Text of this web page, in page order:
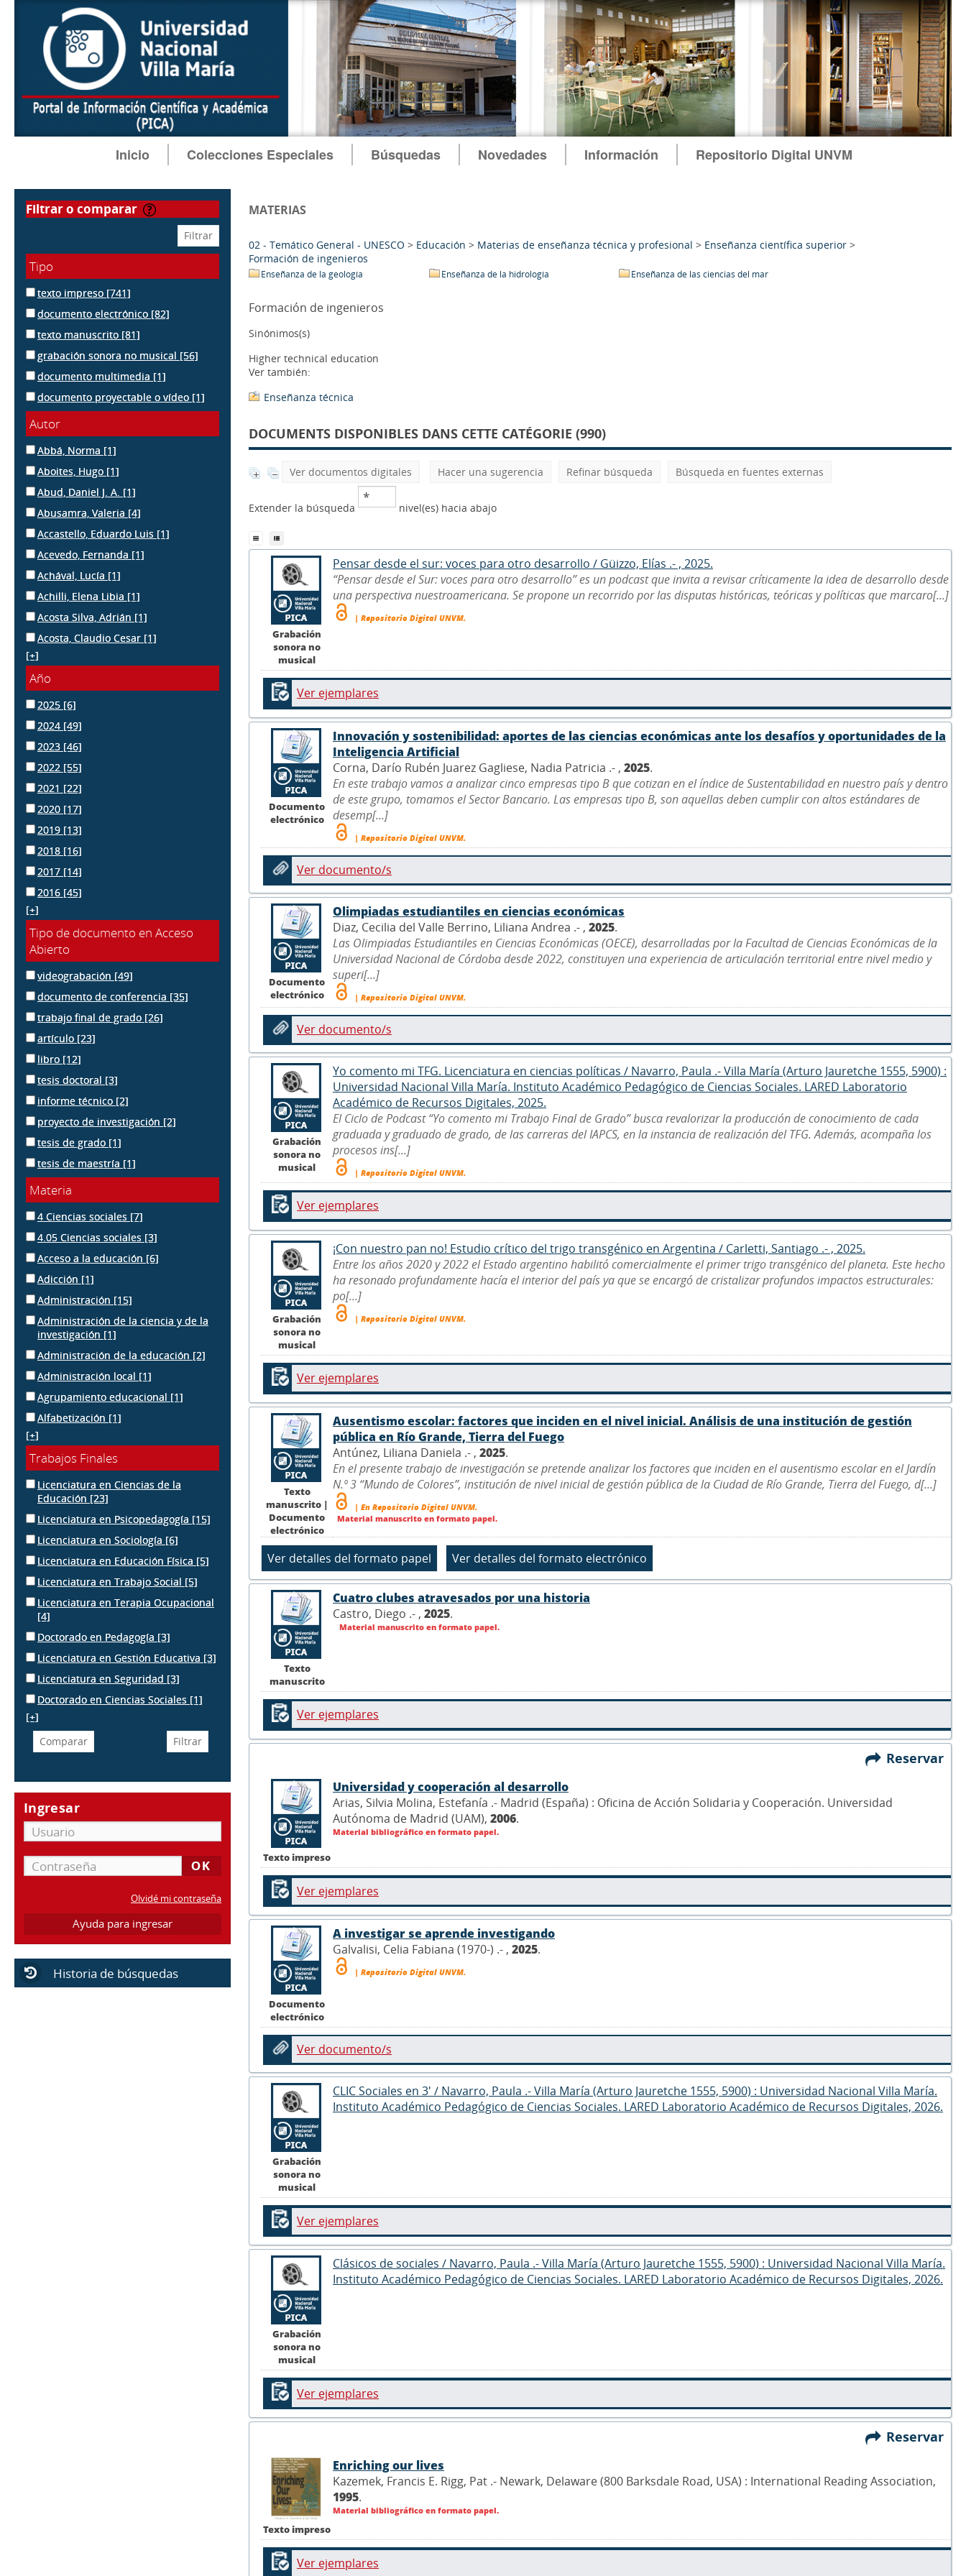
Inicio Colecciones Especiales Búsquedas Novedades Información Repositorio Digital UNVM
filtrar o comparar
Tipo
texto impreso [741]
documento electrónico [82]
texto manuscrito [81]
grabación sonora no musical [56]
documento multimedia [1]
documento proyectable o vídeo [1]
Autor
Abbá, Norma [1]
Aboites, Hugo [1]
Abud, Daniel J. A. [1]
Abusamra, Valeria [4]
Accastello, Eduardo Luis [1]
Acevedo, Fernanda [1]
Achával, Lucía [1]
Achilli, Elena Libia [1]
Acosta Silva, Adrián [1]
Acosta, Claudio Cesar [1]
[+]
Año
2025 [6]
2024 [49]
2023 [46]
2022 [55]
2021 [22]
2020 [17]
2019 [13]
2018 [16]
2017 [14]
2016 [45]
[+]
Tipo de documento en Acceso
Abierto
videograbación [49]
documento de conferencia [35]
trabajo final de grado [26]
artículo [23]
libro [12]
tesis doctoral [3]
informe técnico [2]
proyecto de investigación [2]
tesis de grado [1]
tesis de maestría [1]
Materia
4 Ciencias sociales [7]
4.05 Ciencias sociales [3]
Acceso a la educación [6]
Adicción [1]
Administración [15]
Administración de la ciencia y de la
investigación [1]
Administración de la educación [2]
Administración local [1]
Agrupamiento educacional [1]
Alfabetización [1]
[+]
Trabajos Finales
Licenciatura en Ciencias de la
Educación [23]
Licenciatura en Psicopedagogía [15]
Licenciatura en Sociología [6]
Licenciatura en Educación Física [5]
Licenciatura en Trabajo Social [5]
Licenciatura en Terapia Ocupacional
[4]
Doctorado en Pedagogía [3]
Licenciatura en Gestión Educativa [3]
Licenciatura en Seguridad [3]
Doctorado en Ciencias Sociales [1]
[+]
Ingresar
Olvidé mi contraseña
Ayuda para ingresar
Historia de búsquedas
MATERIAS
02 - Temático General - UNESCO > Educación > Materias de enseñanza técnica y profesional > Enseñanza científica superior >
Formación de ingenieros
Enseñanza de la geología Enseñanza de la hidrología Enseñanza de las ciencias del mar
Formación de ingenieros
Sinónimos(s)
Higher technical education
Ver también:
Enseñanza técnica
DOCUMENTS DISPONIBLES DANS CETTE CATÉGORIE (990)
Ver documentos digitales Hacer una sugerencia Refinar búsqueda Búsqueda en fuentes externas
Extender la búsqueda nivel(es) hacia abajo
Grabación
sonora no
musical
Pensar desde el sur: voces para otro desarrollo / Güizzo, Elías .- , 2025.
“Pensar desde el Sur: voces para otro desarrollo” es un podcast que invita a revisar críticamente la idea de desarrollo desde
una perspectiva nuestroamericana. Se propone un recorrido por las disputas históricas, teóricas y políticas que marcaro[...]
| Repositorio Digital UNVM.
Ver ejemplares
Documento
electrónico
Innovación y sostenibilidad: aportes de las ciencias económicas ante los desafíos y oportunidades de la
Inteligencia Artificial
Corna, Darío Rubén Juarez Gagliese, Nadia Patricia .- , 2025.
En este trabajo vamos a analizar cinco empresas tipo B que cotizan en el índice de Sustentabilidad en nuestro país y dentro
de este grupo, tomamos el Sector Bancario. Las empresas tipo B, son aquellas deben cumplir con altos estándares de
desemp[...]
| Repositorio Digital UNVM.
Ver documento/s
Documento
electrónico
Olimpiadas estudiantiles en ciencias económicas
Diaz, Cecilia del Valle Berrino, Liliana Andrea .- , 2025.
Las Olimpiadas Estudiantiles en Ciencias Económicas (OECE), desarrolladas por la Facultad de Ciencias Económicas de la
Universidad Nacional de Córdoba desde 2022, constituyen una experiencia de articulación territorial entre nivel medio y
superi[...]
| Repositorio Digital UNVM.
Ver documento/s
Grabación
sonora no
musical
Yo comento mi TFG. Licenciatura en ciencias políticas / Navarro, Paula .- Villa María (Arturo Jauretche 1555, 5900) :
Universidad Nacional Villa María. Instituto Académico Pedagógico de Ciencias Sociales. LARED Laboratorio
Académico de Recursos Digitales, 2025.
El Ciclo de Podcast “Yo comento mi Trabajo Final de Grado” busca revalorizar la producción de conocimiento de cada
graduada y graduado de grado, de las carreras del IAPCS, en la instancia de realización del TFG. Además, acompaña los
procesos ins[...]
| Repositorio Digital UNVM.
Ver ejemplares
Grabación
sonora no
musical
¡Con nuestro pan no! Estudio crítico del trigo transgénico en Argentina / Carletti, Santiago .- , 2025.
Entre los años 2020 y 2022 el Estado argentino habilitó comercialmente el primer trigo transgénico del planeta. Este hecho
ha resonado profundamente hacía el interior del país ya que se encargó de cristalizar profundos impactos estructurales:
po[...]
| Repositorio Digital UNVM.
Ver ejemplares
Texto
manuscrito |
Documento
electrónico
Ausentismo escolar: factores que inciden en el nivel inicial. Análisis de una institución de gestión
pública en Río Grande, Tierra del Fuego
Antúnez, Liliana Daniela .- , 2025.
En el presente trabajo de investigación se pretende analizar los factores que inciden en el ausentismo escolar en el Jardín
N.º 3 “Mundo de Colores”, institución de nivel inicial de gestión pública de la Ciudad de Río Grande, Tierra del Fuego, d[...]
| En Repositorio Digital UNVM.
Material manuscrito en formato papel.
Texto
manuscrito
Cuatro clubes atravesados por una historia
Castro, Diego .- , 2025.
Material manuscrito en formato papel.
Ver ejemplares
Reservar
Texto impreso
Universidad y cooperación al desarrollo
Arias, Silvia Molina, Estefanía .- Madrid (España) : Oficina de Acción Solidaria y Cooperación. Universidad
Autónoma de Madrid (UAM), 2006.
Material bibliográfico en formato papel.
Ver ejemplares
Documento
electrónico
A investigar se aprende investigando
Galvalisi, Celia Fabiana (1970-) .- , 2025.
| Repositorio Digital UNVM.
Ver documento/s
Grabación
sonora no
musical
CLIC Sociales en 3' / Navarro, Paula .- Villa María (Arturo Jauretche 1555, 5900) : Universidad Nacional Villa María.
Instituto Académico Pedagógico de Ciencias Sociales. LARED Laboratorio Académico de Recursos Digitales, 2026.
Ver ejemplares
Grabación
sonora no
musical
Clásicos de sociales / Navarro, Paula .- Villa María (Arturo Jauretche 1555, 5900) : Universidad Nacional Villa María.
Instituto Académico Pedagógico de Ciencias Sociales. LARED Laboratorio Académico de Recursos Digitales, 2026.
Ver ejemplares
Reservar
Texto impreso
Enriching our lives
Kazemek, Francis E. Rigg, Pat .- Newark, Delaware (800 Barksdale Road, USA) : International Reading Association,
1995.
Material bibliográfico en formato papel.
Ver ejemplares